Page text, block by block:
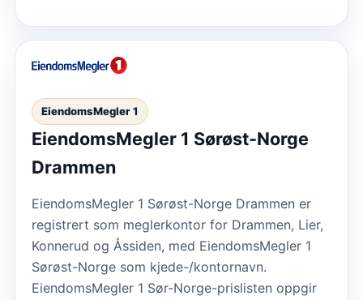
EiendomsMegler 1
EiendomsMegler 1 Sørøst-Norge
Drammen
EiendomsMegler 1 Sørøst-Norge Drammen er
registrert som meglerkontor for Drammen, Lier,
Konnerud og Åssiden, med EiendomsMegler 1
Sørøst-Norge som kjede-/kontornavn.
EiendomsMegler 1 Sør-Norge-prislisten oppgir